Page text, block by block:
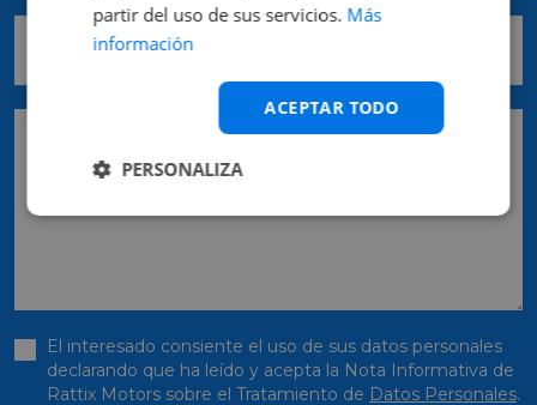
Provincia *
El interesado consiente el uso de sus datos personales
declarando que ha leído y acepta la Nota Informativa de
Rattix Motors sobre el Tratamiento de Datos Personales.
partir del uso de sus servicios. Más
información
ACEPTAR TODO
PERSONALIZA